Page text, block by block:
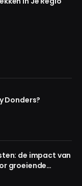
Donders?
de impact van
groeiende